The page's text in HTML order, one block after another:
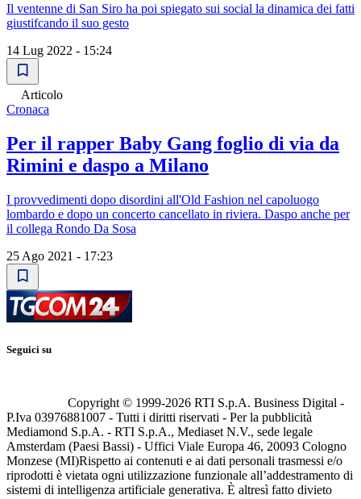
Il ventenne di San Siro ha poi spiegato sui social la dinamica dei fatti
giustifcando il suo gesto
14 Lug 2022 - 15:24
Articolo
Cronaca
Per il rapper Baby Gang foglio di via da
Rimini e daspo a Milano
I provvedimenti dopo disordini all'Old Fashion nel capoluogo
lombardo e dopo un concerto cancellato in riviera. Daspo anche per
il collega Rondo Da Sosa
25 Ago 2021 - 17:23
Seguici su
Copyright © 1999-2026 RTI S.p.A. Business Digital -
P.Iva 03976881007 - Tutti i diritti riservati - Per la pubblicità
Mediamond S.p.A. - RTI S.p.A., Mediaset N.V., sede legale
Amsterdam (Paesi Bassi) - Uffici Viale Europa 46, 20093 Cologno
Monzese (MI)Rispetto ai contenuti e ai dati personali trasmessi e/o
riprodotti è vietata ogni utilizzazione funzionale all’addestramento di
sistemi di intelligenza artificiale generativa. È altresì fatto divieto